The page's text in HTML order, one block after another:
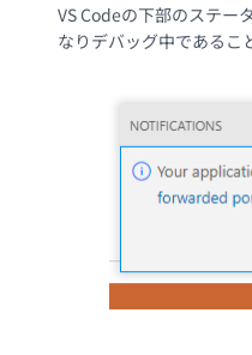
VS Codeの下部のステー
なりデバッグ中であるこ